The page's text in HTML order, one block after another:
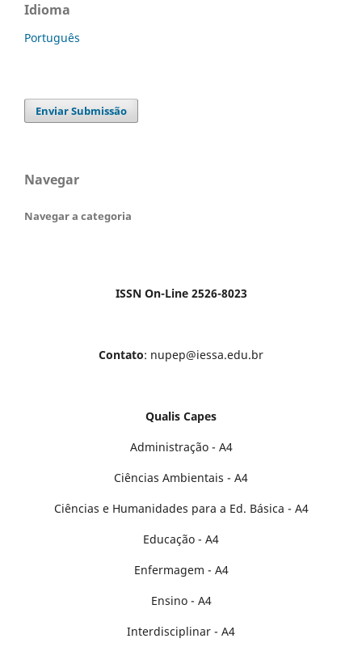
Idioma
Português
Enviar Submissão
Navegar
Navegar a categoria
ISSN On-Line 2526-8023
Contato: nupep@iessa.edu.br
Qualis Capes
Administração - A4
Ciências Ambientais - A4
Ciências e Humanidades para a Ed. Básica - A4
Educação - A4
Enfermagem - A4
Ensino - A4
Interdisciplinar - A4